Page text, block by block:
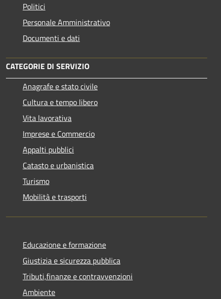
Politici
Personale Amministrativo
Documenti e dati
CATEGORIE DI SERVIZIO
Anagrafe e stato civile
Cultura e tempo libero
Vita lavorativa
Imprese e Commercio
Appalti pubblici
Catasto e urbanistica
Turismo
Mobilità e trasporti
Educazione e formazione
Giustizia e sicurezza pubblica
Tributi,finanze e contravvenzioni
Ambiente